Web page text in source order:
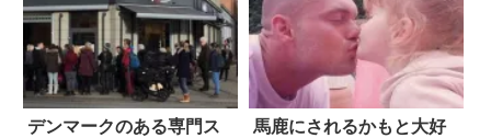
デンマークのある専門ス
馬鹿にされるかもと大好